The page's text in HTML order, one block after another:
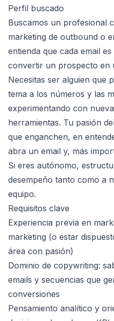
Perfil buscado
Buscamos un profesional
marketing de outbound o
entienda que cada email
convertir un prospecto en
Necesitas ser alguien que
tema a los números y las
experimentando con
herramientas. Tu pasión
que enganchen, en
abra un email y, más
Si eres autónomo,
desempeño tanto como a
equipo.
Requisitos clave
Experiencia previa en
marketing (o estar
área con pasión)
Dominio de copywriting:
emails y secuencias que
conversiones
Pensamiento analítico y